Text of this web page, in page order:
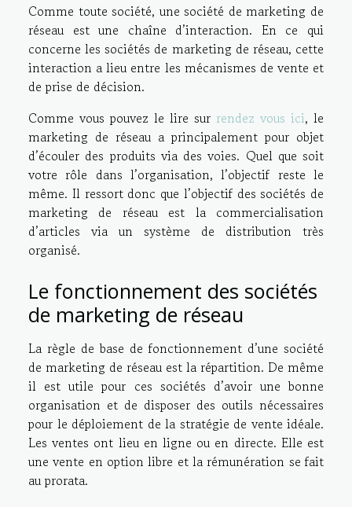
Comme toute société, une société de marketing de
réseau est une chaîne d’interaction. En ce qui
concerne les sociétés de marketing de réseau, cette
interaction a lieu entre les mécanismes de vente et
de prise de décision.
Comme vous pouvez le lire sur rendez vous ici, le
marketing de réseau a principalement pour objet
d’écouler des produits via des voies. Quel que soit
votre rôle dans l’organisation, l’objectif reste le
même. Il ressort donc que l’objectif des sociétés de
marketing de réseau est la commercialisation
d’articles via un système de distribution très
organisé.
Le fonctionnement des sociétés
de marketing de réseau
La règle de base de fonctionnement d’une société
de marketing de réseau est la répartition. De même
il est utile pour ces sociétés d’avoir une bonne
organisation et de disposer des outils nécessaires
pour le déploiement de la stratégie de vente idéale.
Les ventes ont lieu en ligne ou en directe. Elle est
une vente en option libre et la rémunération se fait
au prorata.